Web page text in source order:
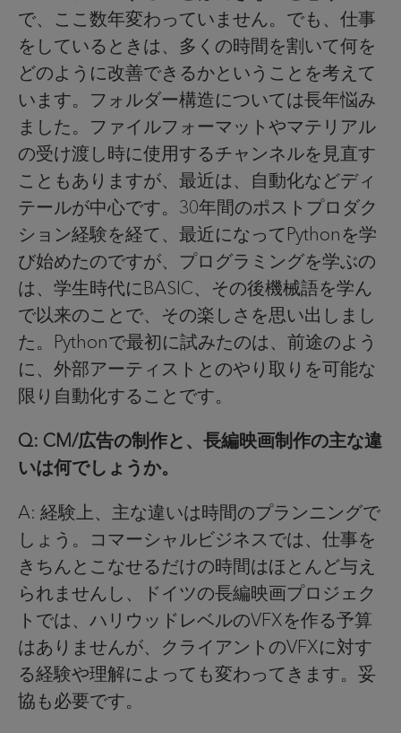
で、ここ数年変わっていません。でも、仕事
をしているときは、多くの時間を割いて何を
どのように改善できるかということを考えて
います。フォルダー構造については長年悩み
ました。ファイルフォーマットやマテリアル
の受け渡し時に使用するチャンネルを見直す
こともありますが、最近は、自動化などディ
テールが中心です。30年間のポストプロダク
ション経験を経て、最近になってPythonを学
び始めたのですが、プログラミングを学ぶの
は、学生時代にBASIC、その後機械語を学ん
で以来のことで、その楽しさを思い出しまし
た。Pythonで最初に試みたのは、前途のよう
に、外部アーティストとのやり取りを可能な
限り自動化することです。
Q: CM/広告の制作と、長編映画制作の主な違
いは何でしょうか。
A: 経験上、主な違いは時間のプランニングで
しょう。コマーシャルビジネスでは、仕事を
きちんとこなせるだけの時間はほとんど与え
られませんし、ドイツの長編映画プロジェク
トでは、ハリウッドレベルのVFXを作る予算
はありませんが、クライアントのVFXに対す
る経験や理解によっても変わってきます。妥
協も必要です。